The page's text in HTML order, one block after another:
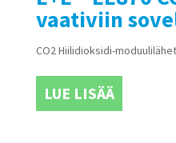
vaativiin
CO2 Hiilidioksidi-
LUE LISÄÄ